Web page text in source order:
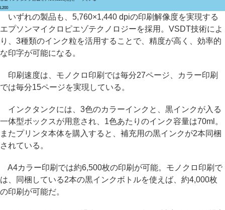
L200
いずれの製品も、5,760×1,440 dpiの印刷解像度を実現する
エプソンマイクロピエゾテクノロジーを採用。VSDT技術によ
り、3種類のインク粒を活用することで、精度が高く、効率的
な印字が可能になる。
印刷速度は、モノクロ印刷では毎分27ページ、カラー印刷
では毎分15ページを実現している。
インクタンクには、3色のカラーインクと、黒インクが入る
一体型ボックスが用意され、1色あたりのインク容量は70ml。
またプリンタ本体を購入すると、補充用の黒インクが2本同梱
されている。
A4カラー印刷では約6,500枚の印刷が可能。モノクロ印刷で
は、同梱している2本の黒インクボトルを使えば、約4,000枚
の印刷が可能だ。